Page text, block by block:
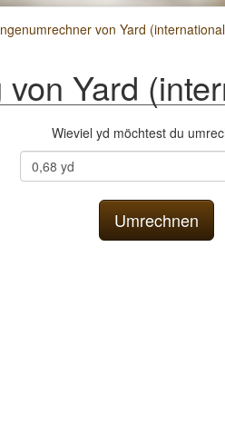
von Yard
Yard
Wieviel yd möchtest du